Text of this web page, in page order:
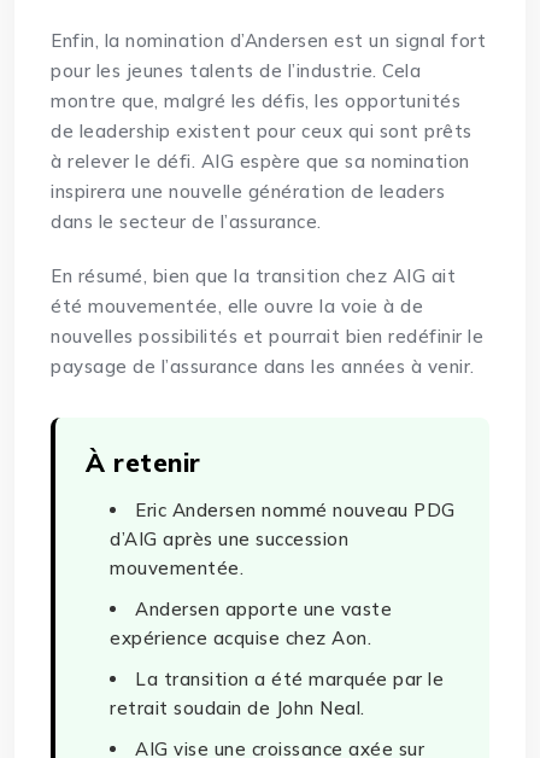
Enfin, la nomination d’Andersen est un signal fort
pour les jeunes talents de l’industrie. Cela
montre que, malgré les défis, les opportunités
de leadership existent pour ceux qui sont prêts
à relever le défi. AIG espère que sa nomination
inspirera une nouvelle génération de leaders
dans le secteur de l’assurance.
En résumé, bien que la transition chez AIG ait
été mouvementée, elle ouvre la voie à de
nouvelles possibilités et pourrait bien redéfinir le
paysage de l’assurance dans les années à venir.
À retenir
Eric Andersen nommé nouveau PDG
d’AIG après une succession
mouvementée.
Andersen apporte une vaste
expérience acquise chez Aon.
La transition a été marquée par le
retrait soudain de John Neal.
AIG vise une croissance axée sur